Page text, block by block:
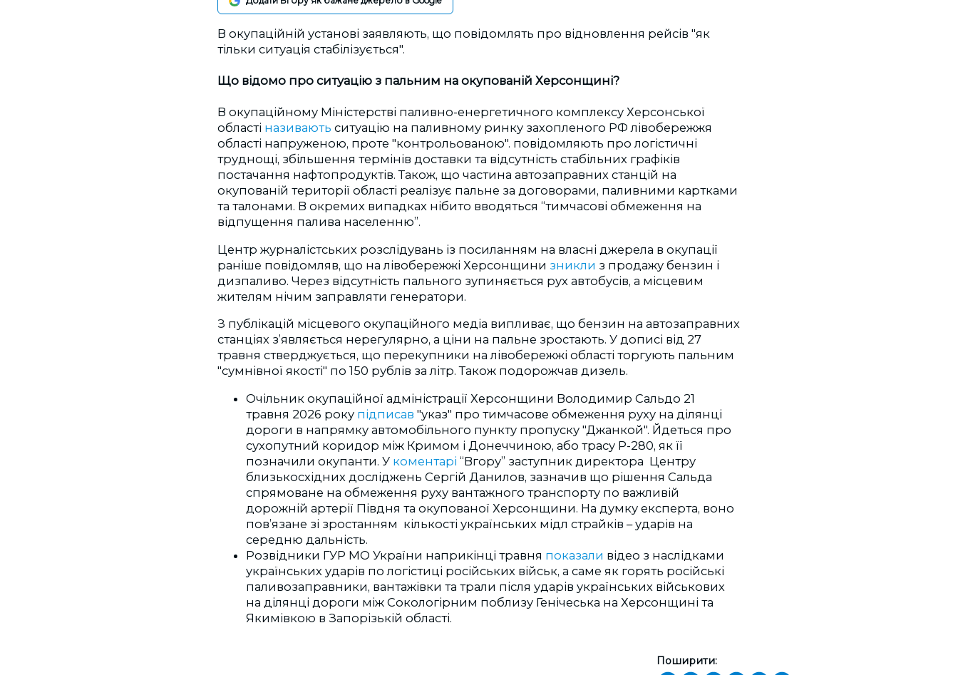
В окупаційній установі заявляють, що повідомлять про відновлення рейсів "як
тільки ситуація стабілізується".
Що відомо про ситуацію з пальним на окупованій Херсонщині?
В окупаційному Міністерстві паливно-енергетичного комплексу Херсонської
області називають ситуацію на паливному ринку захопленого РФ лівобережжя
області напруженою, проте "контрольованою". повідомляють про логістичні
труднощі, збільшення термінів доставки та відсутність стабільних графіків
постачання нафтопродуктів. Також, що частина автозаправних станцій на
окупованій території області реалізує пальне за договорами, паливними картками
та талонами. В окремих випадках нібито вводяться “тимчасові обмеження на
відпущення палива населенню”.
Центр журналістських розслідувань із посиланням на власні джерела в окупації
раніше повідомляв, що на лівобережжі Херсонщини зникли з продажу бензин і
дизпаливо. Через відсутність пального зупиняється рух автобусів, а місцевим
жителям нічим заправляти генератори.
З публікацій місцевого окупаційного медіа випливає, що бензин на автозаправних
станціях з’являється нерегулярно, а ціни на пальне зростають. У дописі від 27
травня стверджується, що перекупники на лівобережжі області торгують пальним
"сумнівної якості" по 150 рублів за літр. Також подорожчав дизель.
Очільник окупаційної адміністрації Херсонщини Володимир Сальдо 21
травня 2026 року підписав "указ" про тимчасове обмеження руху на ділянці
дороги в напрямку автомобільного пункту пропуску "Джанкой". Йдеться про
сухопутний коридор між Кримом і Донеччиною, або трасу Р-280, як її
позначили окупанти. У коментарі “Вгору” заступник директора Центру
близькосхідних досліджень Сергій Данилов, зазначив що рішення Сальда
спрямоване на обмеження руху вантажного транспорту по важливій
дорожній артерії Півдня та окупованої Херсонщини. На думку експерта, воно
пов’язане зі зростанням кількості українських мідл страйків – ударів на
середню дальність.
Розвідники ГУР МО України наприкінці травня показали відео з наслідками
українських ударів по логістиці російських військ, а саме як горять російські
паливозаправники, вантажівки та трали після ударів українських військових
на ділянці дороги між Сокологірним поблизу Генічеська на Херсонщині та
Якимівкою в Запорізькій області.
Поширити: